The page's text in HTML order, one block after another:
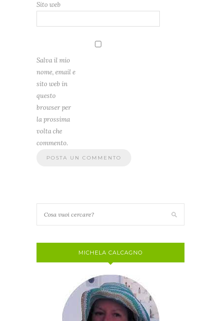
Sito web
Salva il mio
nome, email e
sito web in
questo
browser per
la prossima
volta che
commento.
MICHELA CALCAGNO